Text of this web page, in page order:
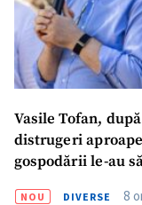
Vasile Tofan,
distrugeri
gospodării le-au
NOU DIVERSE 8
ȘTIREA MEA
Titlu știre
+